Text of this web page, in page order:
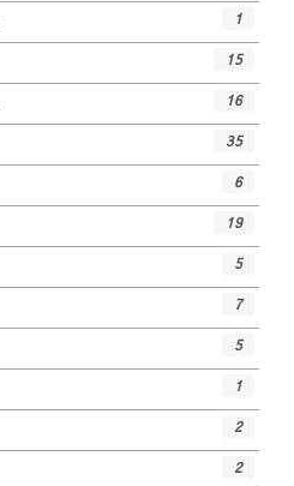
1
15
16
35
6
19
5
7
5
1
2
2